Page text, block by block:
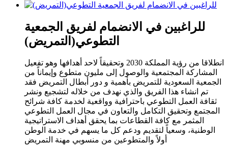
للراغبين في الانضمام لفريق الجمعية
التطوعي(التمريض)
انطلاقا من رؤية المملكة 2030 وتحقيقاً لاحد أهدافها وهو تفعيل
المشاركة المجتمعية والوصول إلى مليون متطوع وإيماناً من
الجمعية السعودية للتمريض بأهمية و دور أبطال التمريض فقد
تم انشاء هذا الفريق والذي نهدف من خلاله لتشجيع ونشر
ثقافة العمل التطوعي باحترافية وواقعية لخدمة كافة شرائح
المجتمع وتحقيق التكامل والتعاون في مجال العمل التطوعي
المثمر مع كافة القطاعات بما يحقق أهداف الاستراتيجية
الوطنية، وسعياً لتقديم ودعم كل ما يسهم في خدمة الوطن
أولاً والمتطوعين من منسوبي مهنة التمريض